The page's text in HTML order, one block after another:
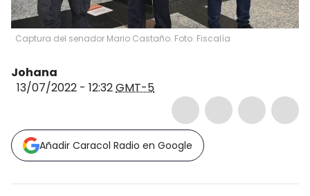
Captura del senador Mario Castaño. Foto: Fiscalía
Johana
13/07/2022 - 12:32GMT-5
Añadir Caracol Radio en Google